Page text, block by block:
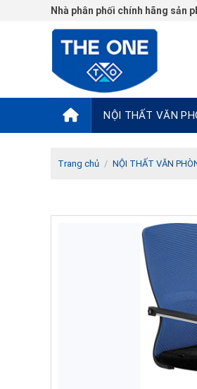
Nhà phân phối chính hãng sản
NỘI THẤT VĂN
Trang chủ / NỘI THẤT VĂN